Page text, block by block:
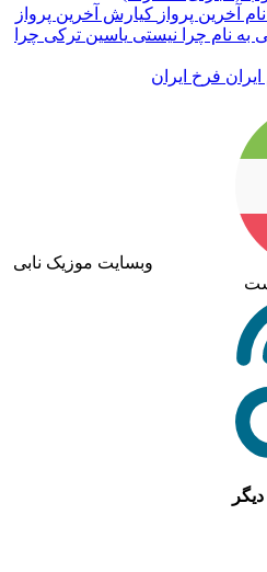
کیارش آخرین پرواز
یاسین ترکی چرا
فرخ ایران
وبسایت موزیک نابی